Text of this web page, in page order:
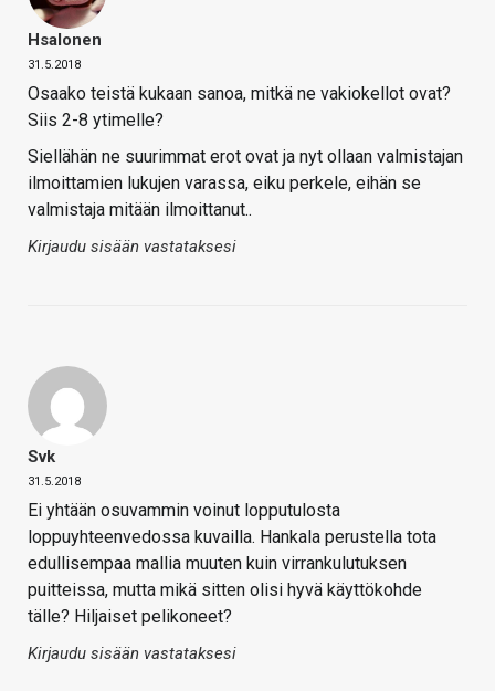
Hsalonen
31.5.2018
Osaako teistä kukaan sanoa, mitkä ne vakiokellot ovat?
Siis 2-8 ytimelle?
Siellähän ne suurimmat erot ovat ja nyt ollaan valmistajan
ilmoittamien lukujen varassa, eiku perkele, eihän se
valmistaja mitään ilmoittanut..
Kirjaudu sisään vastataksesi
Svk
31.5.2018
Ei yhtään osuvammin voinut lopputulosta
loppuyhteenvedossa kuvailla. Hankala perustella tota
edullisempaa mallia muuten kuin virrankulutuksen
puitteissa, mutta mikä sitten olisi hyvä käyttökohde
tälle? Hiljaiset pelikoneet?
Kirjaudu sisään vastataksesi